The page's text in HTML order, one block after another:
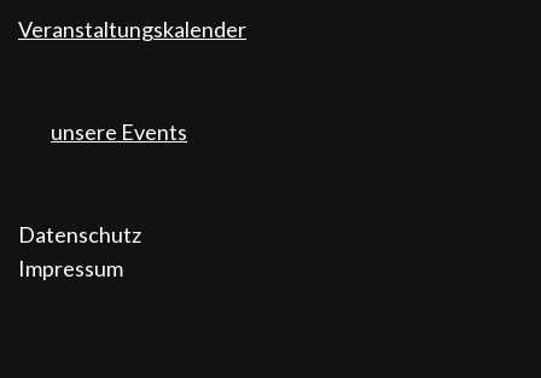
Veranstaltungskalender
unsere Events
Datenschutz
Impressum